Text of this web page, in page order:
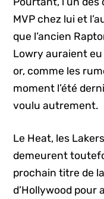
MVP chez lui et
que l’ancien
Lowry auraient
or, comme les
moment l’été
voulu autrement.
Le Heat, les
demeurent
prochain titre de
d’Hollywood pour